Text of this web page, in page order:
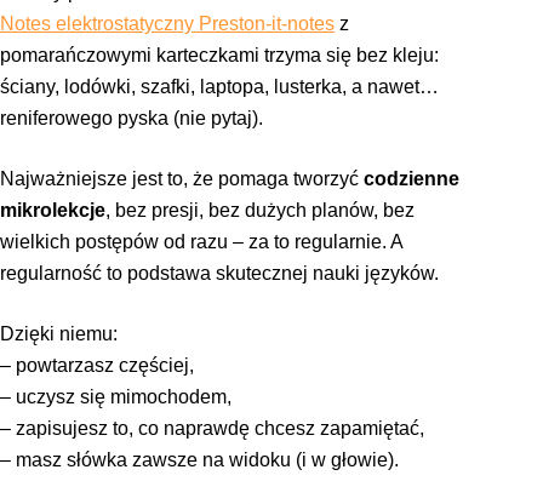
Notes elektrostatyczny Preston-it-notes z
pomarańczowymi karteczkami trzyma się bez kleju:
ściany, lodówki, szafki, laptopa, lusterka, a nawet…
reniferowego pyska (nie pytaj).
Najważniejsze jest to, że pomaga tworzyć codzienne
mikrolekcje, bez presji, bez dużych planów, bez
wielkich postępów od razu – za to regularnie. A
regularność to podstawa skutecznej nauki języków.
Dzięki niemu:
– powtarzasz częściej,
– uczysz się mimochodem,
– zapisujesz to, co naprawdę chcesz zapamiętać,
– masz słówka zawsze na widoku (i w głowie).